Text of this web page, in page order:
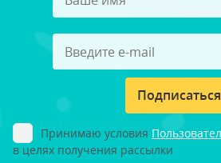
Подписаться
Принимаю условия
в целях получения рассылки